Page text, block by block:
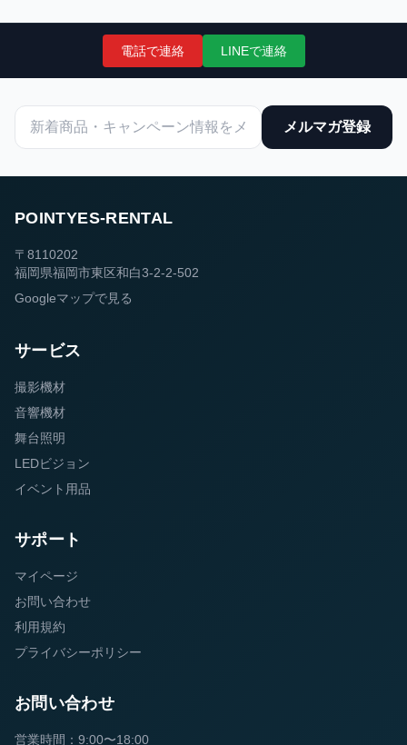
電話で連絡 LINEで連絡
メルマガ登録
POINTYES-RENTAL
〒8110202
福岡県福岡市東区和白3-2-2-502
Googleマップで見る
サービス
撮影機材
音響機材
舞台照明
LEDビジョン
イベント用品
サポート
マイページ
お問い合わせ
利用規約
プライバシーポリシー
お問い合わせ
営業時間：9:00〜18:00